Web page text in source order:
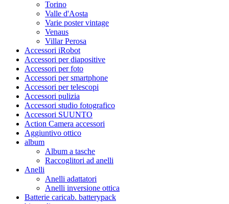
Torino
Valle d'Aosta
Varie poster vintage
Venaus
Villar Perosa
Accessori iRobot
Accessori per diapositive
Accessori per foto
Accessori per smartphone
Accessori per telescopi
Accessori pulizia
Accessori studio fotografico
Accessori SUUNTO
Action Camera accessori
Aggiuntivo ottico
album
Album a tasche
Raccoglitori ad anelli
Anelli
Anelli adattatori
Anelli inversione ottica
Batterie caricab. batterypack